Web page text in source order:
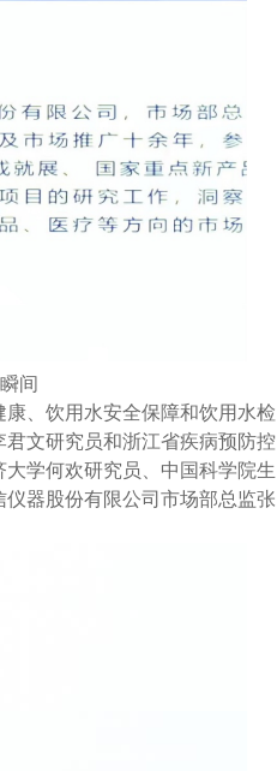
间
、饮用水安全保障和饮用水检
文研究员和浙江省疾病预防控
大学何欢研究员、中国科学院生
器股份有限公司市场部总监张